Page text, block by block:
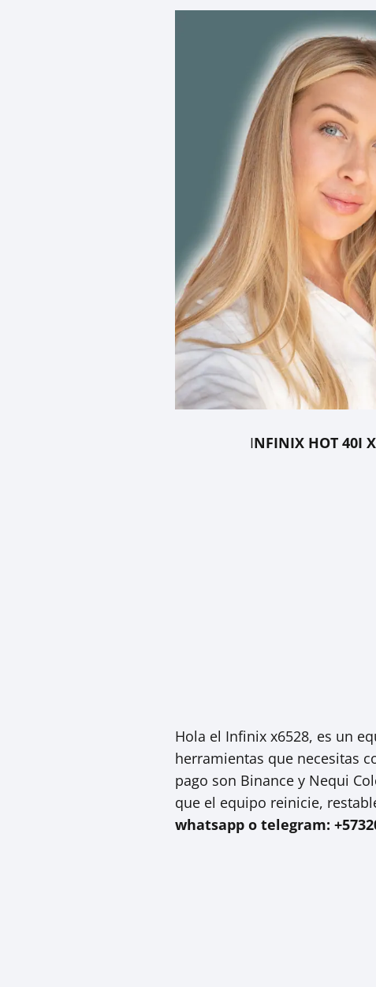
INFINIX HOT 40I
Hola el Infinix x6528, es un
herramientas que necesitas
pago son Binance y Nequi
que el equipo reinicie,
whatsapp o telegram: